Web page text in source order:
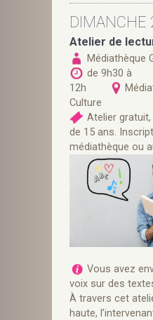
DIMANCHE
Atelier de
Médiathèque
de 9h30 à
12h
Culture
Atelier
de 15 ans.
médiathèque ou
Vous avez
voix sur des
À travers cet
haute,